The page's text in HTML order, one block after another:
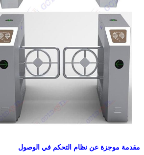
مقدمة موجزة عن نظام التحكم في الوصول